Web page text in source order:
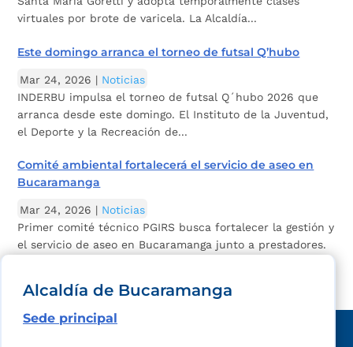
virtuales por brote de varicela. La Alcaldía...
Este domingo arranca el torneo de futsal Q’hubo
Mar 24, 2026 | Noticias
INDERBU impulsa el torneo de futsal Q´hubo 2026 que
arranca desde este domingo. El Instituto de la Juventud,
el Deporte y la Recreación de...
Comité ambiental fortalecerá el servicio de aseo en
Bucaramanga
Mar 24, 2026 | Noticias
Primer comité técnico PGIRS busca fortalecer la gestión y
el servicio de aseo en Bucaramanga junto a prestadores.
Alcaldía de Bucaramanga
Sede principal